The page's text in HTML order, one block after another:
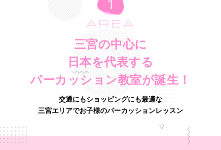
AREA
三宮の中心に
日本を代表する
パーカッション教室が誕生！
交通にもショッピングにも最適な
三宮エリアでお子様のパーカッションレッスン